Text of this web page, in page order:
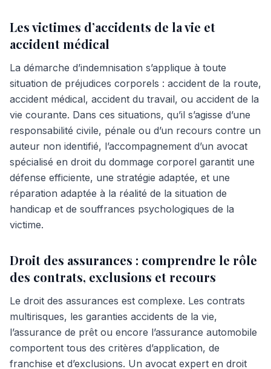
Les victimes d’accidents de la vie et
accident médical
La démarche d’indemnisation s’applique à toute
situation de préjudices corporels : accident de la route,
accident médical, accident du travail, ou accident de la
vie courante. Dans ces situations, qu’il s’agisse d’une
responsabilité civile, pénale ou d’un recours contre un
auteur non identifié, l’accompagnement d’un avocat
spécialisé en droit du dommage corporel garantit une
défense efficiente, une stratégie adaptée, et une
réparation adaptée à la réalité de la situation de
handicap et de souffrances psychologiques de la
victime.
Droit des assurances : comprendre le rôle
des contrats, exclusions et recours
Le droit des assurances est complexe. Les contrats
multirisques, les garanties accidents de la vie,
l’assurance de prêt ou encore l’assurance automobile
comportent tous des critères d’application, de
franchise et d’exclusions. Un avocat expert en droit